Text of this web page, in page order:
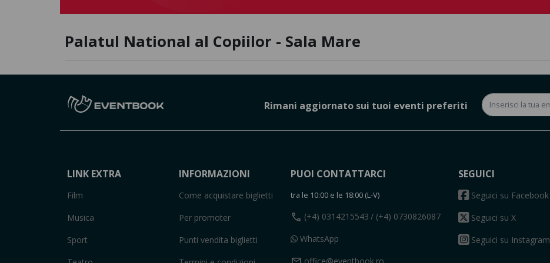
Palatul National al Copiilor - Sala Mare
Rimani aggiornato sui tuoi eventi preferiti
LINK EXTRA
Film
Musica
Sport
INFORMAZIONI
Come acquistare biglietti
Per promoter
Punti vendita biglietti
PUOI CONTATTARCI
tra le 10:00 e le 18:00 (L-V)
call (+4) 0314215543 / (+4) 0730826087
WhatsApp
office@eventbook.ro
SEGUICI
Seguici su Facebook
Seguici su X
Seguici su Instagram